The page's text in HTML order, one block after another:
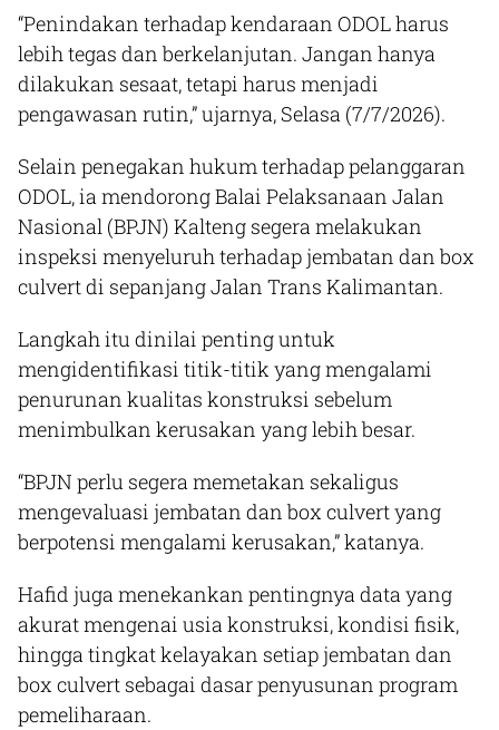
“Penindakan terhadap kendaraan ODOL harus
lebih tegas dan berkelanjutan. Jangan hanya
dilakukan sesaat, tetapi harus menjadi
pengawasan rutin,” ujarnya, Selasa (7/7/2026).
Selain penegakan hukum terhadap pelanggaran
ODOL, ia mendorong Balai Pelaksanaan Jalan
Nasional (BPJN) Kalteng segera melakukan
inspeksi menyeluruh terhadap jembatan dan box
culvert di sepanjang Jalan Trans Kalimantan.
Langkah itu dinilai penting untuk
mengidentifikasi titik-titik yang mengalami
penurunan kualitas konstruksi sebelum
menimbulkan kerusakan yang lebih besar.
“BPJN perlu segera memetakan sekaligus
mengevaluasi jembatan dan box culvert yang
berpotensi mengalami kerusakan,” katanya.
Hafid juga menekankan pentingnya data yang
akurat mengenai usia konstruksi, kondisi fisik,
hingga tingkat kelayakan setiap jembatan dan
box culvert sebagai dasar penyusunan program
pemeliharaan.